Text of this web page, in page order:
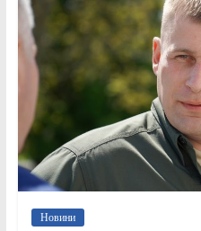
Новини